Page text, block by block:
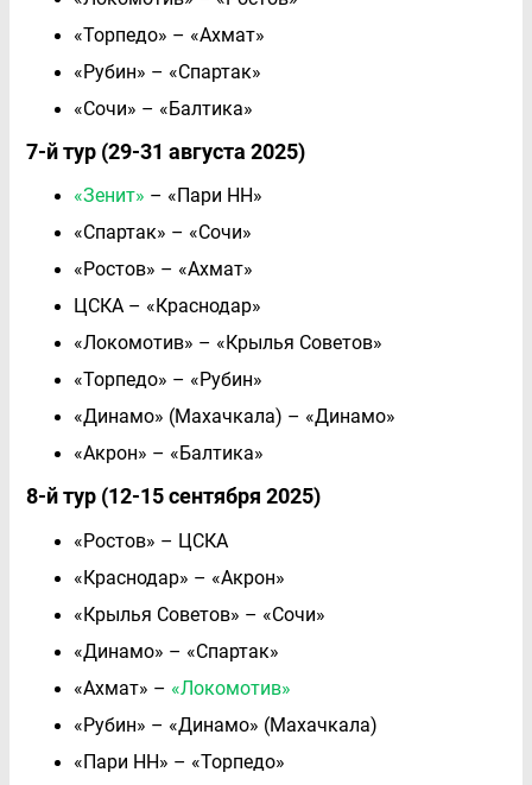
«Торпедо» – «Ахмат»
«Рубин» – «Спартак»
«Сочи» – «Балтика»
7-й тур (29-31 августа 2025)
«Зенит» – «Пари НН»
«Спартак» – «Сочи»
«Ростов» – «Ахмат»
ЦСКА – «Краснодар»
«Локомотив» – «Крылья Советов»
«Торпедо» – «Рубин»
«Динамо» (Махачкала) – «Динамо»
«Акрон» – «Балтика»
8-й тур (12-15 сентября 2025)
«Ростов» – ЦСКА
«Краснодар» – «Акрон»
«Крылья Советов» – «Сочи»
«Динамо» – «Спартак»
«Ахмат» – «Локомотив»
«Рубин» – «Динамо» (Махачкала)
«Пари НН» – «Торпедо»